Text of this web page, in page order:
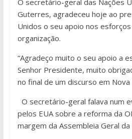
O secretário-geral das Nações
Guterres, agradeceu hoje ao
Unidos o seu apoio nos
organização.
“Agradeço muito o seu apoio a
Senhor Presidente, muito
no final de um discurso em
O secretário-geral falava num
pelos EUA sobre a reforma da
margem da Assembleia Geral da